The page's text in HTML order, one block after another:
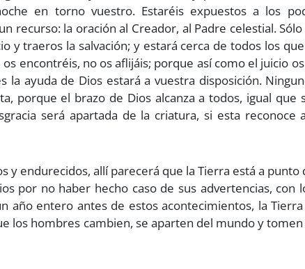
en torno vuestro. Estaréis expuestos a los
recurso: la oración al Creador, al Padre celestial.
y traeros la salvación; y estará cerca de todos los
encontréis, no os aflijáis; porque así como el juicio
ayuda de Dios estará a vuestra disposición.
porque el brazo de Dios alcanza a todos, igual que
será apartada de la criatura, si esta reconoce
y endurecidos, allí parecerá que la Tierra está a
por no haber hecho caso de sus advertencias, con
año entero antes de estos acontecimientos, la
los hombres cambien, se aparten del mundo y